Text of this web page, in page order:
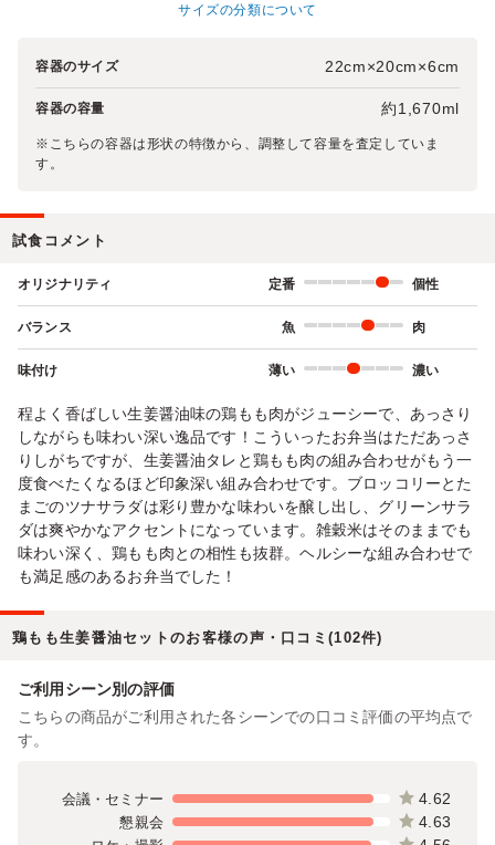
サイズの分類について
容器のサイズ 22cm×20cm×6cm
容器の容量 約1,670ml
※こちらの容器は形状の特徴から、調整して容量を査定していま
す。
試食コメント
オリジナリティ 定番 個性
バランス 魚 肉
味付け 薄い 濃い
程よく香ばしい生姜醤油味の鶏もも肉がジューシーで、あっさり
しながらも味わい深い逸品です！こういったお弁当はただあっさ
りしがちですが、生姜醤油タレと鶏もも肉の組み合わせがもう一
度食べたくなるほど印象深い組み合わせです。ブロッコリーとた
まごのツナサラダは彩り豊かな味わいを醸し出し、グリーンサラ
ダは爽やかなアクセントになっています。雑穀米はそのままでも
味わい深く、鶏もも肉との相性も抜群。ヘルシーな組み合わせで
も満足感のあるお弁当でした！
鶏もも生姜醤油セットのお客様の声・口コミ(102件)
ご利用シーン別の評価
こちらの商品がご利用された各シーンでの口コミ評価の平均点で
す。
会議・セミナー 4.62
懇親会 4.63